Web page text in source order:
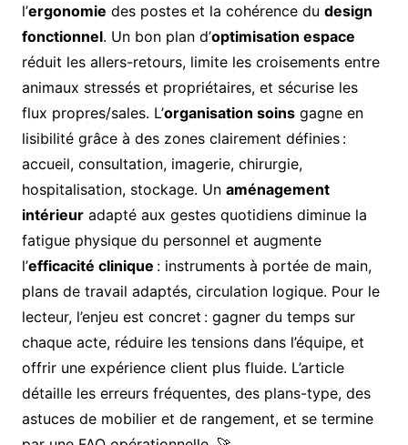
l’ergonomie des postes et la cohérence du design
fonctionnel. Un bon plan d’optimisation espace
réduit les allers-retours, limite les croisements entre
animaux stressés et propriétaires, et sécurise les
flux propres/sales. L’organisation soinsgagne en
lisibilité grâce à des zones clairement définies :
accueil, consultation, imagerie, chirurgie,
hospitalisation, stockage. Un aménagement
intérieuradapté aux gestes quotidiens diminue la
fatigue physique du personnel et augmente
l’efficacité clinique : instruments à portée de main,
plans de travail adaptés, circulation logique. Pour le
lecteur, l’enjeu est concret : gagner du temps sur
chaque acte, réduire les tensions dans l’équipe, et
offrir une expérience client plus fluide. L’article
détaille les erreurs fréquentes, des plans-type, des
astuces de mobilier et de rangement, et se termine